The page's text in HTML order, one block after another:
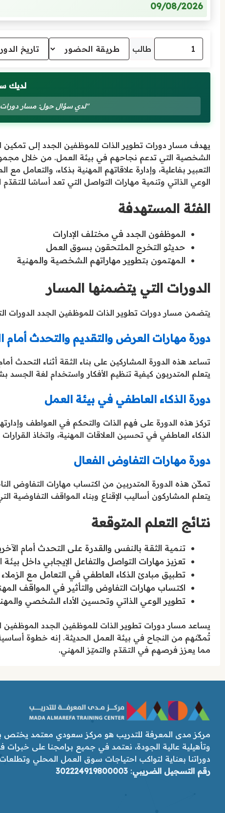
09/08/2026
طالب
لديك
"لدي سؤال حول: مسار دورات
يهدف مسار دورات تطوير الذات للموظفين الجدد إلى تمكين
الشخصية التي تدعم نجاحهم في بيئة العمل. من خلال
التعبير بفاعلية، وإدارة علاقاتهم المهنية بذكاء، والتعامل
الوعي الذاتي وتنمية مهارات التواصل التي تعد أساسًا للتقدّم
الفئة المستهدفة
الموظفون الجدد في مختلف الإدارات
حديثو التخرج الملتحقون بسوق العمل
المهتمون بتطوير مهاراتهم الشخصية والمهنية
الدورات التي يتضمنها المسار
يتضمن مسار دورات تطوير الذات للموظفين الجدد الدورات
دورة مهارات العرض والتقديم والتحدث أمام
تساعد هذه الدورة المشاركين على بناء الثقة أثناء التحدث
يتعلم المتدربون كيفية تنظيم الأفكار واستخدام لغة الجسد
دورة الذكاء العاطفي في بيئة العمل
تركز هذه الدورة على فهم الذات والتحكم في العواطف
الذكاء العاطفي في تحسين العلاقات المهنية، واتخاذ
دورة مهارات التفاوض الفعال
تمكّن هذه الدورة المتدربين من اكتساب مهارات التفاوض
يتعلم المشاركون أساليب الإقناع وبناء المواقف
نتائج التعلم المتوقعة
تنمية الثقة بالنفس والقدرة على التحدث أمام
تعزيز مهارات التواصل والتفاعل الإيجابي داخل بيئة
تطبيق مبادئ الذكاء العاطفي في التعامل مع
اكتساب مهارات التفاوض والتأثير في المواقف
تطوير الوعي الذاتي وتحسين الأداء الشخصي
يساعد مسار دورات تطوير الذات للموظفين الجدد
تُمكّنهم من النجاح في بيئة العمل الحديثة. إنه خطوة
مما يعزز فرصهم في التقدّم والتميّز المهني.
مركز مدى المعرفة للتدريب هو مركز سعودي معتمد يختص
وتأهيلية عالية الجودة، نعتمد في جميع برامجنا على خبرات
دوراتنا بعناية لتواكب احتياجات سوق العمل المحلي وتطلعات
رقم التسجيل الضريبي:
302224919800003